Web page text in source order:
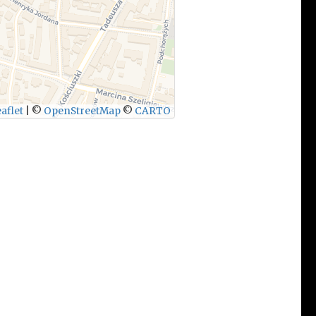
© OpenStreetMap © CARTO